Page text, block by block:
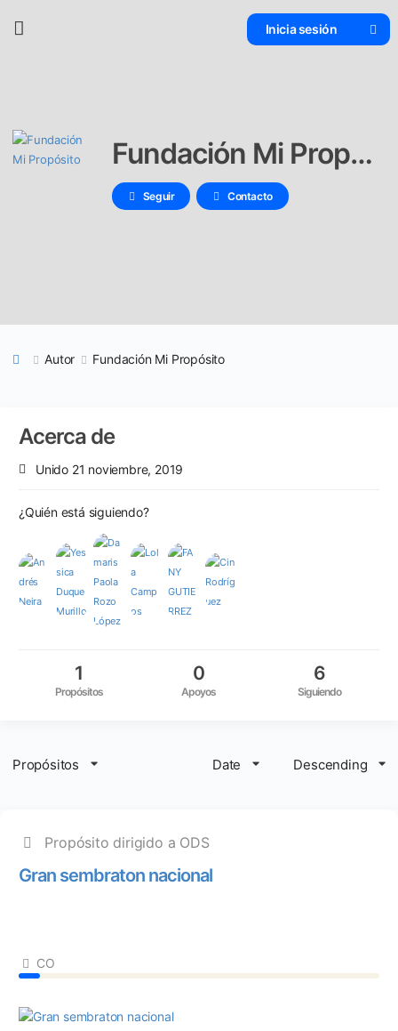
Inicia sesión
Fundación Mi Propósito
Seguir Contacto
Autor Fundación Mi Propósito
Acerca de
Unido 21 noviembre, 2019
¿Quién está siguiendo?
1
Propósitos
0
Apoyos
6
Siguiendo
Propósitos Date Descending
Propósito dirigido a ODS
Gran sembraton nacional
CO